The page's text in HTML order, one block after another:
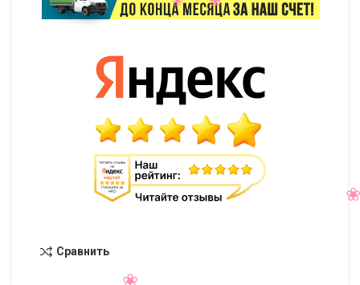
Сравнить